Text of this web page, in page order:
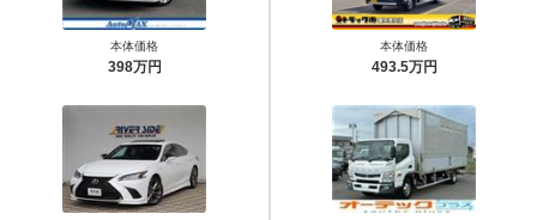
本体価格
398万円
本体価格
493.5万円